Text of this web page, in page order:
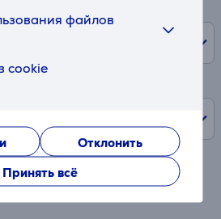
файлов
cookie
Отклонить
Принять всё
Freestanding Triple Monitor
к штативу для монитора